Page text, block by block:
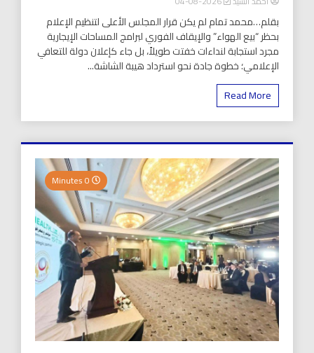
بقلم…محمد تمام لم يكن قرار المجلس الأعلى لتنظيم الإعلام
بحظر “بيع الهواء” والإيقاف الفوري لبرامج المساحات الإيجارية
مجرد استجابة لنداءات خفتت طويلاً، بل جاء كإعلان دولة للتعافي
الإعلامي؛ خطوة جادة نحو استرداد هيبة الشاشة...
Read More